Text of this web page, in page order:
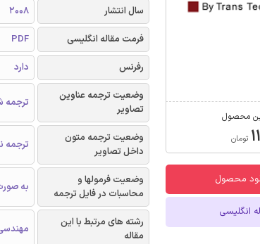
محصول
تومان
محصول
انگلیسی
سال انتشار
2008
فرمت مقاله انگلیسی
PDF
رفرنس
دارد
وضعیت ترجمه عناوین
تصاویر
وضعیت ترجمه متون
داخل تصاویر
ترجمه
وضعیت فرمولها و
محاسبات در فایل ترجمه
به
رشته های مرتبط با این
مقاله